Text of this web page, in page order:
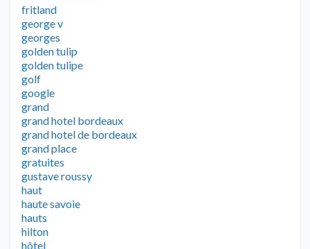
fritland
george v
georges
golden tulip
golden tulipe
golf
google
grand
grand hotel bordeaux
grand hotel de bordeaux
grand place
gratuites
gustave roussy
haut
haute savoie
hauts
hilton
hôtel